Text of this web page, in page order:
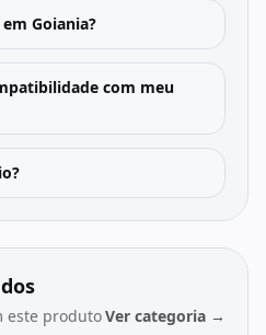
Goiania?
com meu
este produtoVer categoria →